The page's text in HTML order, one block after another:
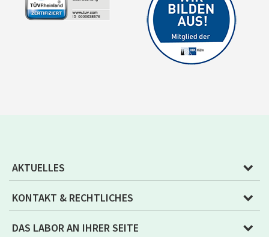
AKTUELLES
KONTAKT & RECHTLICHES
DAS LABOR AN IHRER SEITE